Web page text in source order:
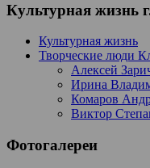
Культурная жизнь
Культурная жизнь
Творческие люди
Алексей
Ирина
Комаров
Виктор
Фотогалереи